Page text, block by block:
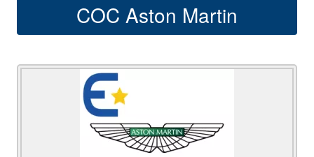
COC Aston Martin